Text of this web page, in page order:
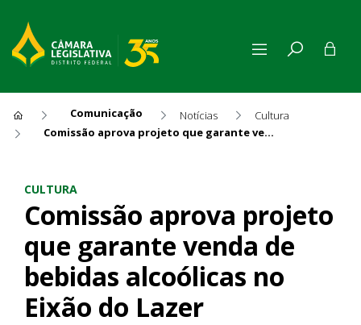
Comunicação Notícias
Cultura
Comissão aprova projeto que garante venda de bebidas alcoólicas no Eixão do Lazer
CULTURA
Comissão aprova projeto
que garante venda de
bebidas alcoólicas no
Eixão do Lazer